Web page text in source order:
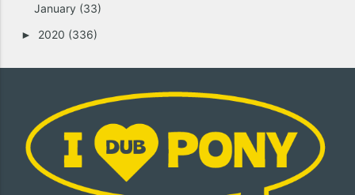
January (33)
► 2020 (336)